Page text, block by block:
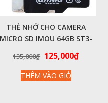
THẺ NHỚ CHO CAMERA
MICRO SD IMOU 64GB ST3-
135,000₫ Giá
là:
125,000₫Giá
THÊM VÀO GIỎ